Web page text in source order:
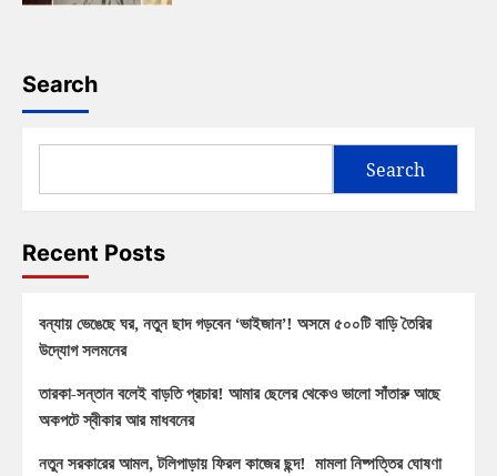
Search
Search
Recent Posts
বন্যায় ভেঙেছে ঘর, নতুন ছাদ গড়বেন ‘ভাইজান’! অসমে ৫০০টি বাড়ি তৈরির
উদ্যোগ সলমনের
তারকা-সন্তান বলেই বাড়তি প্রচার! আমার ছেলের থেকেও ভালো সাঁতারু আছে
অকপটে স্বীকার আর মাধবনের
নতুন সরকারের আমল, টলিপাড়ায় ফিরল কাজের ছন্দ! মামলা নিষ্পত্তির ঘোষণা